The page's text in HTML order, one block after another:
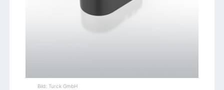
Bild: Turck GmbH